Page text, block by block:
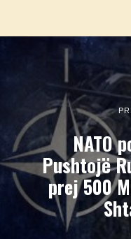
NATO
Pushtojë
prej 500